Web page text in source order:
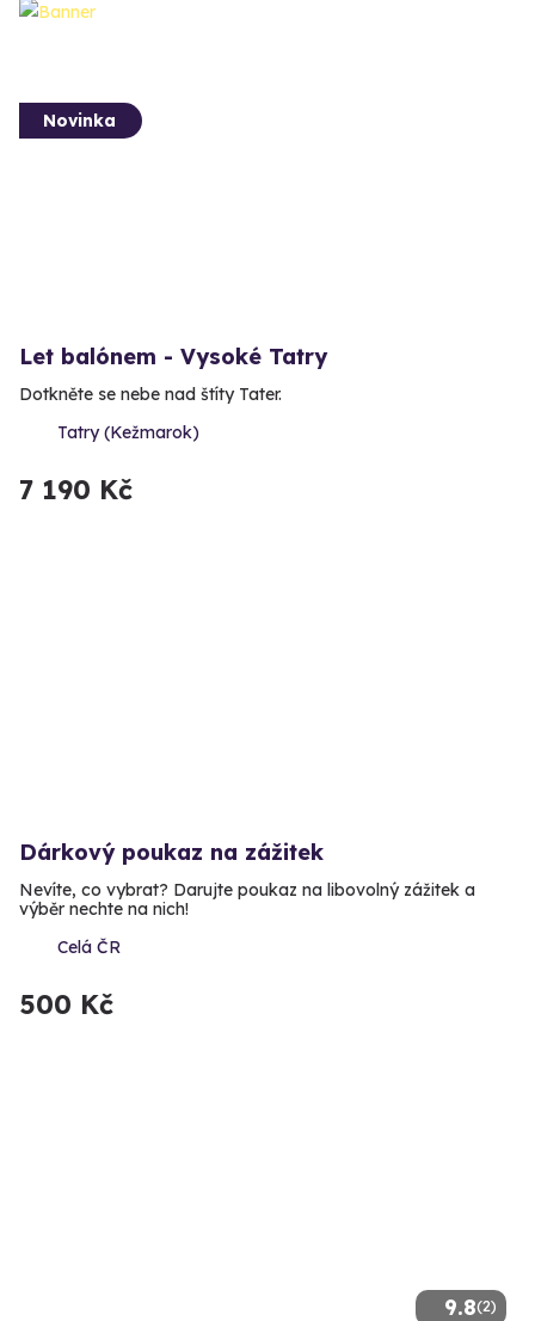
Novinka
Let balónem - Vysoké Tatry
Dotkněte se nebe nad štíty Tater.
Tatry (Kežmarok)
7 190 Kč
Dárkový poukaz na zážitek
Nevíte, co vybrat? Darujte poukaz na libovolný zážitek a
výběr nechte na nich!
Celá ČR
500 Kč
9.8(2)